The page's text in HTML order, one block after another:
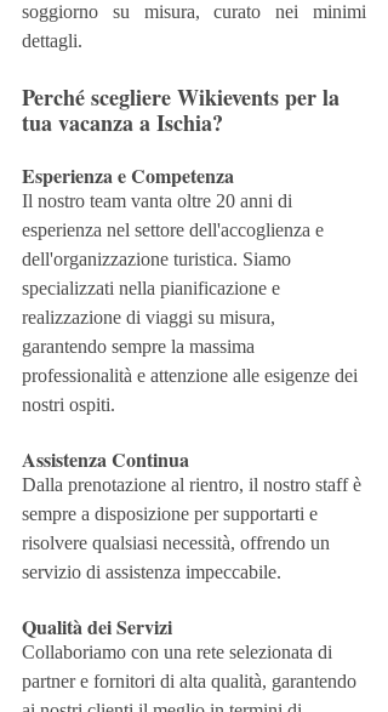
soggiorno su misura, curato nei minimi
dettagli.
Perché scegliere Wikievents per la
tua vacanza a Ischia?
Esperienza e Competenza
Il nostro team vanta oltre 20 anni di
esperienza nel settore dell'accoglienza e
dell'organizzazione turistica. Siamo
specializzati nella pianificazione e
realizzazione di viaggi su misura,
garantendo sempre la massima
professionalità e attenzione alle esigenze dei
nostri ospiti.
Assistenza Continua
Dalla prenotazione al rientro, il nostro staff è
sempre a disposizione per supportarti e
risolvere qualsiasi necessità, offrendo un
servizio di assistenza impeccabile.
Qualità dei Servizi
Collaboriamo con una rete selezionata di
partner e fornitori di alta qualità, garantendo